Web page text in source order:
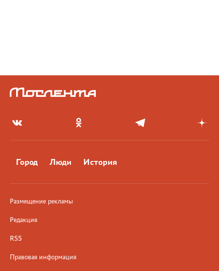
Город Люди История
Размещение рекламы
Редакция
RSS
Правовая информация